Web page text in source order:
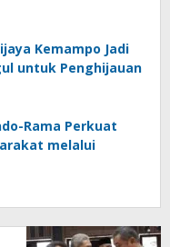
Kemampo Jadi
untuk Penghijauan
Rama Perkuat
melalui